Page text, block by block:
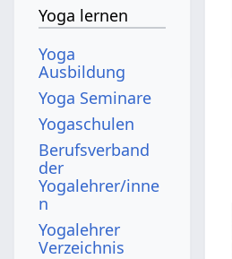
Yoga lernen
Yoga
Ausbildung
Yoga Seminare
Yogaschulen
Berufsverband
der
Yogalehrer/inne
n
Yogalehrer
Verzeichnis